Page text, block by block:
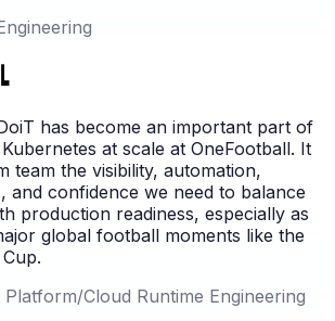
has become an important part of
at scale at OneFootball. It
team the visibility, automation,
and confidence we need to balance
production readiness, especially as
global football moments like the
Cloud Runtime Engineering